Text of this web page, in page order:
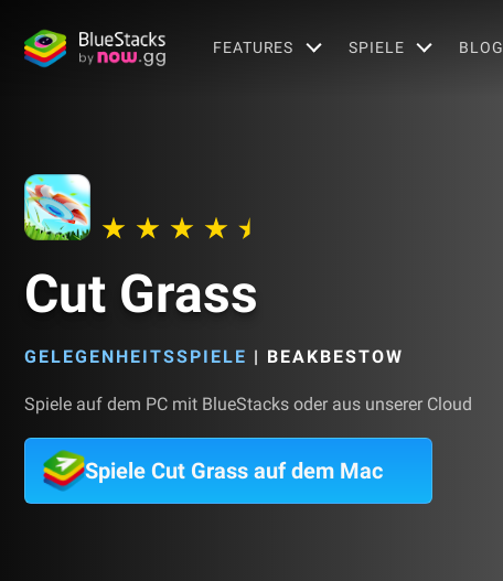
FEATURES SPIELE BLOG
Cut Grass
GELEGENHEITSSPIELE | BEAKBESTOW
Spiele auf dem PC mit BlueStacks oder aus unserer Cloud
Spiele Cut Grass auf dem Mac